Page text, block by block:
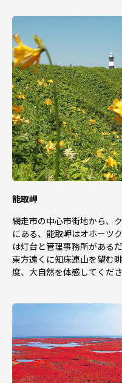
能取岬
網走市の中心市街地から、
にある、能取岬はオホーツ
は灯台と管理事務所がある
東方遠くに知床連山を望む
度、大自然を体感してくださ